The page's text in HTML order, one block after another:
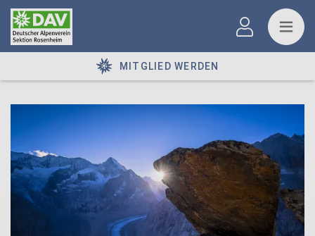
MITGLIED WERDEN